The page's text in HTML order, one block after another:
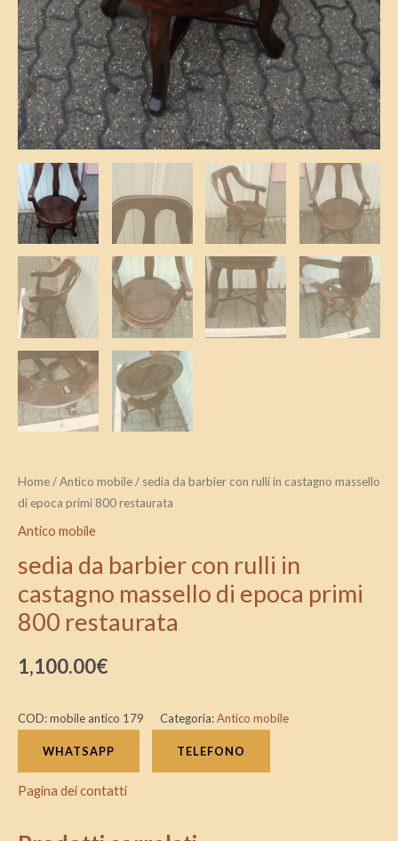
Home/Antico mobile/ sedia da barbier con rulli in castagno massello
di epoca primi 800 restaurata
Antico mobile
sedia da barbier con rulli in
castagno massello di epoca primi
800 restaurata
1,100.00€
COD:mobile antico 179 Categoria:Antico mobile
WHATSAPP TELEFONO
Pagina dei contatti